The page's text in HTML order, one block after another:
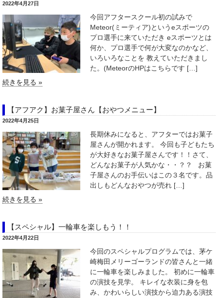
2022年4月27日
今回アフタースクール初の試みで
Meteor(ミーティア)というeスポーツの
プロ選手に来ていただき eスポーツとは
何か、プロ選手で何が大変なのかなど、
いろいろなことを 教えていただきまし
た。(MeteorのHPはこちらです […]
続きを見る »
【アフアク】お菓子屋さん【おやつメニュー】
2022年4月25日
長期休みになると、アフターではお菓子
屋さんが開かれます。 今回も子どもたち
が大好きなお菓子屋さんです！！さて、
どんなお菓子が人気かな・・？？ お菓
子屋さんのお手伝いはこの３名です。品
出しもどんなおやつが売れ […]
続きを見る »
【スペシャル】一輪車を楽しもう！！
2022年4月22日
今回のスペシャルプログラムでは、茅ケ
崎梅田メリーゴーランドの皆さんと一緒
に一輪車を楽しみました。 初めに一輪車
の演技を見学。 キレイな衣装に身を包
み、かわいらしい演技から迫力ある演技